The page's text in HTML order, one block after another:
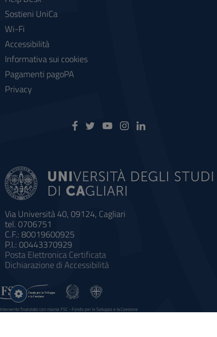
Via Università 40, 09124, Cagliari
tel. 0706751
C.F.: 80019600925
P.I.: 00443370929
Posta Elettronica Certificata
Dichiarazione di Accessibilità
Sostieni UniCa
Wi-Fi
Accessibilità
Informativa sui cookies
Pagamenti pagoPA
Privacy
Intervento finanziato con risorse FSC - Fondo per lo Sviluppo e la Coesione
Sistema informatico gestionale integrato a supporto della didattica e della ricerca e potenziamento dei servizi online
Impostazioni
cookie